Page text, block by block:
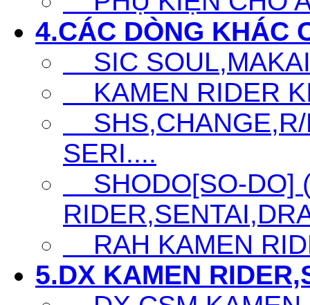
4.CÁC DÒNG KHÁC
SIC
KAMEN RIDER
SHS,CHANGE,R/
SERI....
SHODO[SO-DO]
RAH KAMEN
5.DX KAMEN